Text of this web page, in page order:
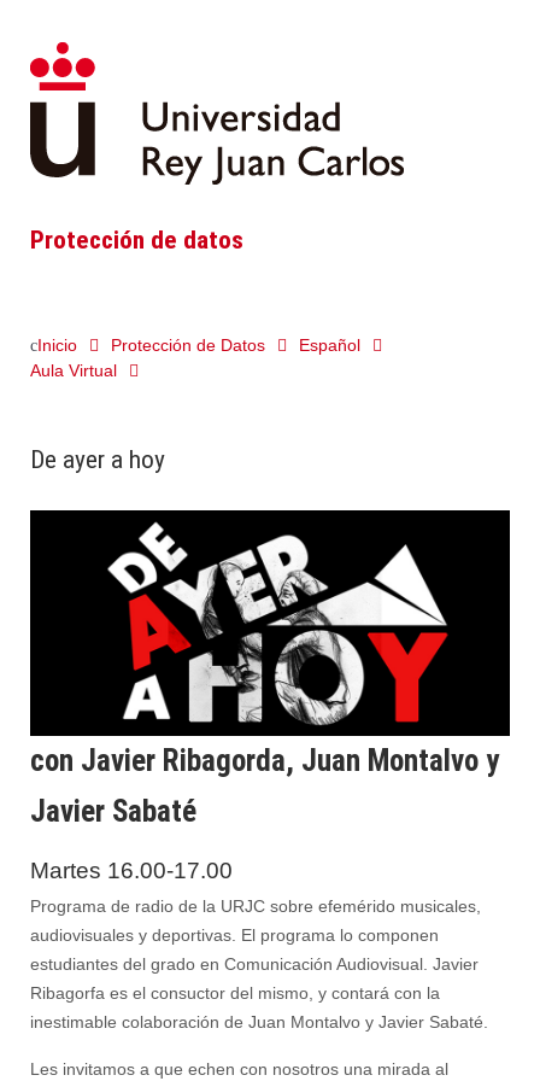
Protección de datos
Inicio Protección de Datos
Español
Aula Virtual
De ayer a hoy
con Javier Ribagorda, Juan Montalvo y
Javier Sabaté
Martes 16.00-17.00
Programa de radio de la URJC sobre efemérido musicales,
audiovisuales y deportivas. El programa lo componen
estudiantes del grado en Comunicación Audiovisual. Javier
Ribagorfa es el consuctor del mismo, y contará con la
inestimable colaboración de Juan Montalvo y Javier Sabaté.
Les invitamos a que echen con nosotros una mirada al